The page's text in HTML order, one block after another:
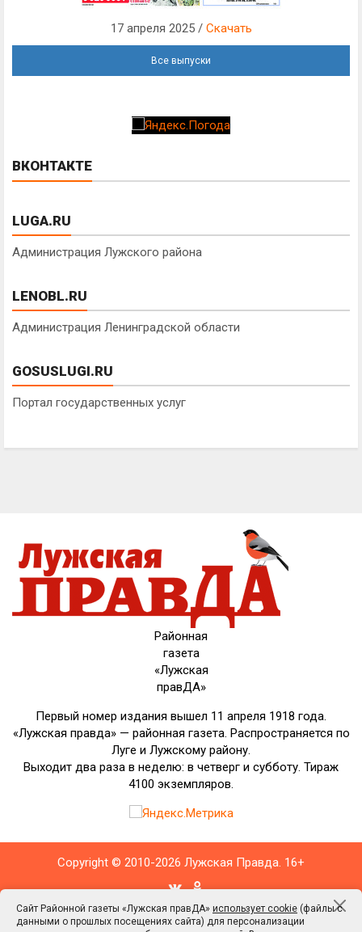
17 апреля 2025 / Скачать
Все выпуски
ВКОНТАКТЕ
LUGA.RU
Администрация Лужского района
LENOBL.RU
Администрация Ленинградской области
GOSUSLUGI.RU
Портал государственных услуг
Районная
газета
«Лужская
правДА»
Первый номер издания вышел 11 апреля 1918 года.
«Лужская правда» — районная газета. Распространяется по
Луге и Лужскому району.
Выходит два раза в неделю: в четверг и субботу. Тираж
4100 экземпляров.
Copyright © 2010-2026 Лужская Правда. 16+
Сайт Районной газеты «Лужская правДА» использует cookie (файлы с
данными о прошлых посещениях сайта) для персонализации